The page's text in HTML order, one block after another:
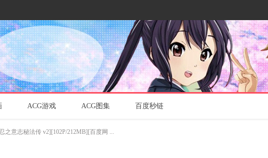
ACG游戏 ACG图集 百度秒链
之意志秘法传 v2][102P/212MB][百度网 ...